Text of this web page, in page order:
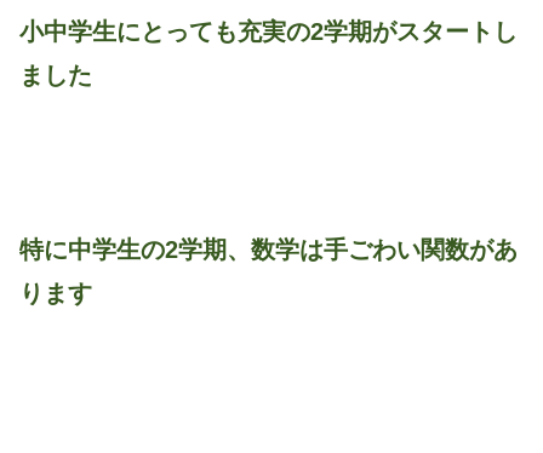
小中学生にとっても充実の2学期がスタートし
ました
特に中学生の2学期、数学は手ごわい関数があ
ります